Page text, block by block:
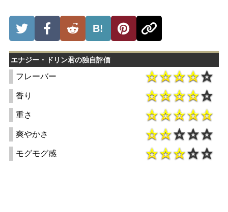
B!
エナジー・ドリン君の独自評価
フレーバー
香り
重さ
爽やかさ
モグモグ感